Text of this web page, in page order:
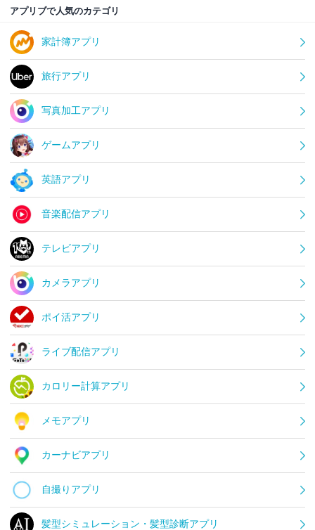
アプリブで人気のカテゴリ
家計簿アプリ
旅行アプリ
写真加工アプリ
ゲームアプリ
英語アプリ
音楽配信アプリ
テレビアプリ
カメラアプリ
ポイ活アプリ
ライブ配信アプリ
カロリー計算アプリ
メモアプリ
カーナビアプリ
自撮りアプリ
髪型シミュレーション・髪型診断アプリ